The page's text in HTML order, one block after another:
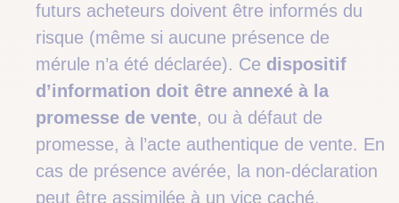
futurs acheteurs doivent être informés du
risque (même si aucune présence de
mérule n’a été déclarée). Ce dispositif
d’information doit être annexé à la
promesse de vente, ou à défaut de
promesse, à l’acte authentique de vente. En
cas de présence avérée, la non-déclaration
peut être assimilée à un vice caché.